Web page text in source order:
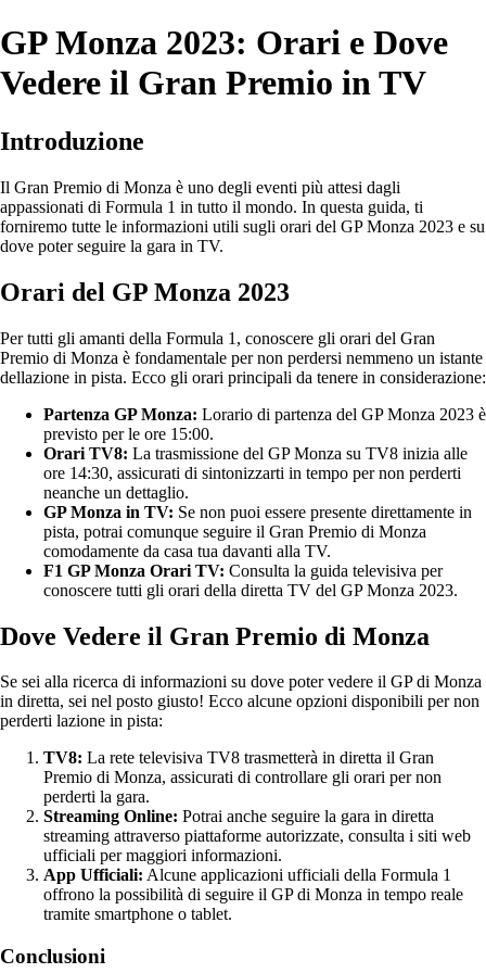
GP Monza 2023: Orari e Dove
Vedere il Gran Premio in TV
Introduzione
Il Gran Premio di Monza è uno degli eventi più attesi dagli
appassionati di Formula 1 in tutto il mondo. In questa guida, ti
forniremo tutte le informazioni utili sugli orari del GP Monza 2023 e su
dove poter seguire la gara in TV.
Orari del GP Monza 2023
Per tutti gli amanti della Formula 1, conoscere gli orari del Gran
Premio di Monza è fondamentale per non perdersi nemmeno un istante
dellazione in pista. Ecco gli orari principali da tenere in considerazione:
Partenza GP Monza: Lorario di partenza del GP Monza 2023 è
previsto per le ore 15:00.
Orari TV8: La trasmissione del GP Monza su TV8 inizia alle
ore 14:30, assicurati di sintonizzarti in tempo per non perderti
neanche un dettaglio.
GP Monza in TV: Se non puoi essere presente direttamente in
pista, potrai comunque seguire il Gran Premio di Monza
comodamente da casa tua davanti alla TV.
F1 GP Monza Orari TV: Consulta la guida televisiva per
conoscere tutti gli orari della diretta TV del GP Monza 2023.
Dove Vedere il Gran Premio di Monza
Se sei alla ricerca di informazioni su dove poter vedere il GP di Monza
in diretta, sei nel posto giusto! Ecco alcune opzioni disponibili per non
perderti lazione in pista:
TV8: La rete televisiva TV8 trasmetterà in diretta il Gran
Premio di Monza, assicurati di controllare gli orari per non
perderti la gara.
Streaming Online: Potrai anche seguire la gara in diretta
streaming attraverso piattaforme autorizzate, consulta i siti web
ufficiali per maggiori informazioni.
App Ufficiali: Alcune applicazioni ufficiali della Formula 1
offrono la possibilità di seguire il GP di Monza in tempo reale
tramite smartphone o tablet.
Conclusioni